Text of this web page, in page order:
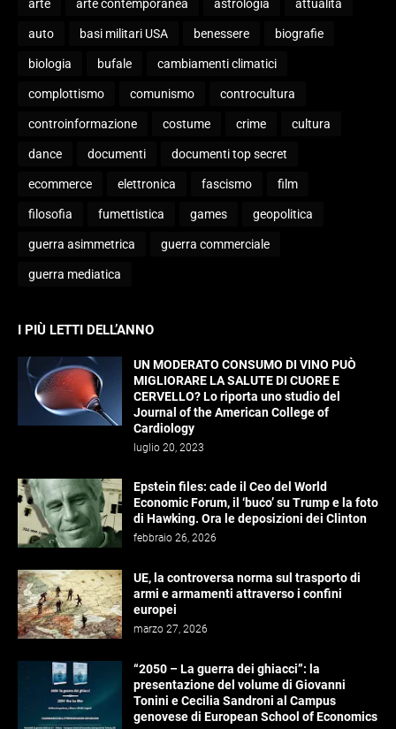
arte arte contemporanea astrologia attualità
auto basi militari USA benessere biografie
biologia bufale cambiamenti climatici
complottismo comunismo controcultura
controinformazione costume crime cultura
dance documenti documenti top secret
ecommerce elettronica fascismo film
filosofia fumettistica games geopolitica
guerra asimmetrica guerra commerciale
guerra mediatica
I PIÙ LETTI DELL’ANNO
UN MODERATO CONSUMO DI VINO PUÒ
MIGLIORARE LA SALUTE DI CUORE E
CERVELLO? Lo riporta uno studio del
Journal of the American College of
Cardiology
luglio 20, 2023
Epstein files: cade il Ceo del World
Economic Forum, il ‘buco’ su Trump e la foto
di Hawking. Ora le deposizioni dei Clinton
febbraio 26, 2026
UE, la controversa norma sul trasporto di
armi e armamenti attraverso i confini
europei
marzo 27, 2026
“2050 – La guerra dei ghiacci”: la
presentazione del volume di Giovanni
Tonini e Cecilia Sandroni al Campus
genovese di European School of Economics